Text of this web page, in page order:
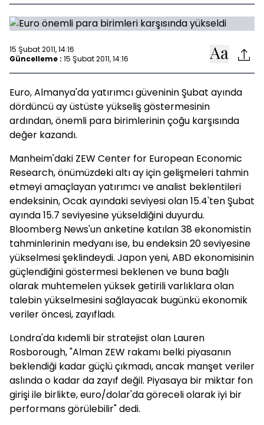
15 Şubat 2011, 14:16
Güncelleme : 15 Şubat 2011, 14:16
Euro, Almanya'da yatırımcı güveninin Şubat ayında
dördüncü ay üstüste yükseliş göstermesinin
ardından, önemli para birimlerinin çoğu karşısında
değer kazandı.
Manheim'daki ZEW Center for European Economic
Research, önümüzdeki altı ay için gelişmeleri tahmin
etmeyi amaçlayan yatırımcı ve analist beklentileri
endeksinin, Ocak ayındaki seviyesi olan 15.4'ten Şubat
ayında 15.7 seviyesine yükseldiğini duyurdu.
Bloomberg News'un anketine katılan 38 ekonomistin
tahminlerinin medyanı ise, bu endeksin 20 seviyesine
yükselmesi şeklindeydi. Japon yeni, ABD ekonomisinin
güçlendiğini göstermesi beklenen ve buna bağlı
olarak muhtemelen yüksek getirili varlıklara olan
talebin yükselmesini sağlayacak bugünkü ekonomik
veriler öncesi, zayıfladı.
Londra'da kıdemli bir stratejist olan Lauren
Rosborough, "Alman ZEW rakamı belki piyasanın
beklendiği kadar güçlü çıkmadı, ancak manşet veriler
aslında o kadar da zayıf değil. Piyasaya bir miktar fon
girişi ile birlikte, euro/dolar'da göreceli olarak iyi bir
performans görülebilir" dedi.